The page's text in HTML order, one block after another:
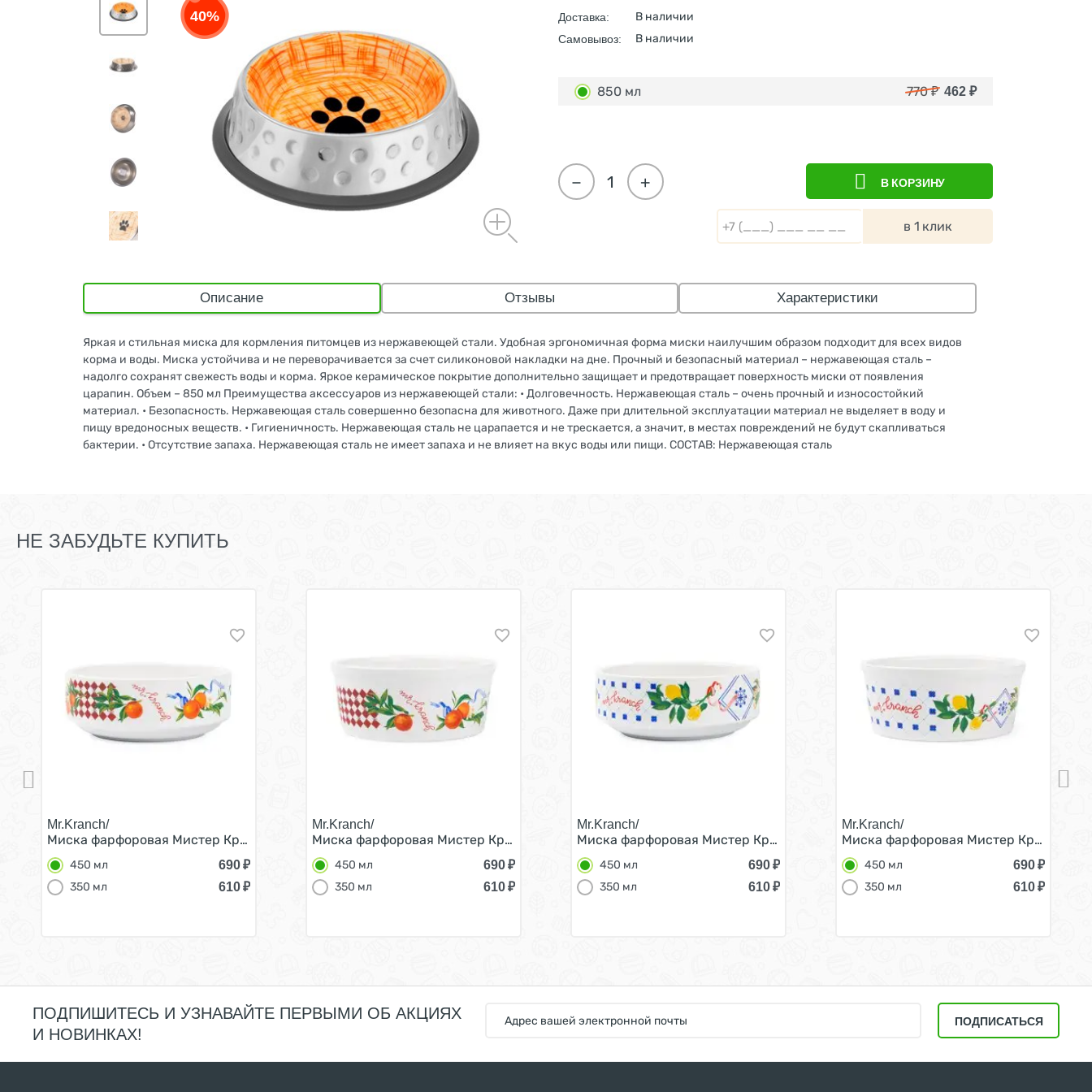
40% Доставка: В наличии
Самовывоз: В наличии
850 мл 770₽ 462 ₽
+
− В КОРЗИНУ
в 1 клик
Описание Отзывы Характеристики
Яркая и стильная миска для кормления питомцев из нержавеющей стали. Удобная эргономичная форма миски наилучшим образом подходит для всех видов
корма и воды. Миска устойчива и не переворачивается за счет силиконовой накладки на дне. Прочный и безопасный материал – нержавеющая сталь –
надолго сохранят свежесть воды и корма. Яркое керамическое покрытие дополнительно защищает и предотвращает поверхность миски от появления
царапин. Объем – 850 мл Преимущества аксессуаров из нержавеющей стали: • Долговечность. Нержавеющая сталь – очень прочный и износостойкий
материал. • Безопасность. Нержавеющая сталь совершенно безопасна для животного. Даже при длительной эксплуатации материал не выделяет в воду и
пищу вредоносных веществ. • Гигиеничность. Нержавеющая сталь не царапается и не трескается, а значит, в местах повреждений не будут скапливаться
бактерии. • Отсутствие запаха. Нержавеющая сталь не имеет запаха и не влияет на вкус воды или пищи. СОСТАВ: Нержавеющая сталь
НЕ ЗАБУДЬТЕ КУПИТЬ
Mr.Kranch/
Миска фарфоровая Мистер Кранч для собак и кошек Апельсины Белая 450 мл
450 мл 690₽
350 мл
610₽
Mr.Kranch/
Миска фарфоровая Мистер Кранч для собак и кошек Апельсины Белая 450 мл
450 мл 690₽
350 мл
610₽
Mr.Kranch/
Миска фарфоровая Мистер Кранч для собак и кошек Лимоны Белая 450 мл
450 мл 690₽
350 мл
610₽
Mr.Kranch/
Миска фарфоровая Мистер Кранч для
450 мл 690₽
350 мл
610₽
ПОДПИШИТЕСЬ И УЗНАВАЙТЕ ПЕРВЫМИ ОБ АКЦИЯХ
И НОВИНКАХ!
ПОДПИСАТЬСЯ